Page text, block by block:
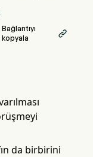
Bağlantıyı
kopyala

da birbirini